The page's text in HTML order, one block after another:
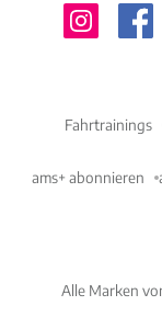
Fahrtrainings
ams+ abonnieren
Alle Marken